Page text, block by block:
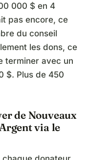
000 $ en 4
pas encore, ce
du conseil
les dons, ce
terminer avec un
$. Plus de 450
de Nouveaux
via le